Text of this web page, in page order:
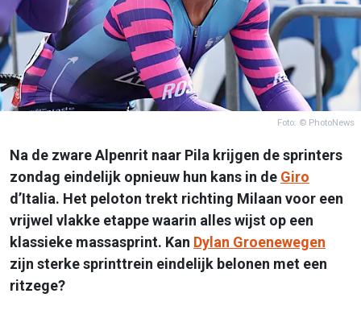
Foto: © PhotoNews
Na de zware Alpenrit naar Pila krijgen de sprinters
zondag eindelijk opnieuw hun kans in de Giro
d’Italia. Het peloton trekt richting Milaan voor een
vrijwel vlakke etappe waarin alles wijst op een
klassieke massasprint. Kan Dylan Groenewegen
zijn sterke sprinttrein eindelijk belonen met een
ritzege?